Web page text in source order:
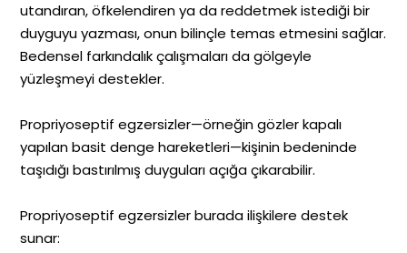
utandıran, öfkelendiren ya da reddetmek istediği bir
duyguyu yazması, onun bilinçle temas etmesini sağlar.
Bedensel farkındalık çalışmaları da gölgeyle
yüzleşmeyi destekler.
Propriyoseptif egzersizler—örneğin gözler kapalı
yapılan basit denge hareketleri—kişinin bedeninde
taşıdığı bastırılmış duyguları açığa çıkarabilir.
Propriyoseptif egzersizler burada ilişkilere destek
sunar: